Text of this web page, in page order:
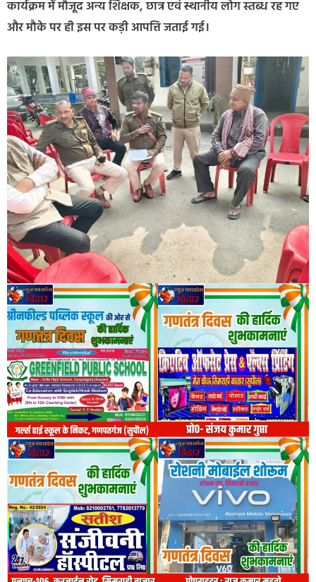
कार्यक्रम में मौजूद अन्य शिक्षक, छात्र एवं स्थानीय लोग स्तब्ध रह गए
और मौके पर ही इस पर कड़ी आपत्ति जताई गई।